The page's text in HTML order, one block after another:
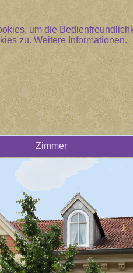
um die
zu.Weitere Informationen.
Zimmer